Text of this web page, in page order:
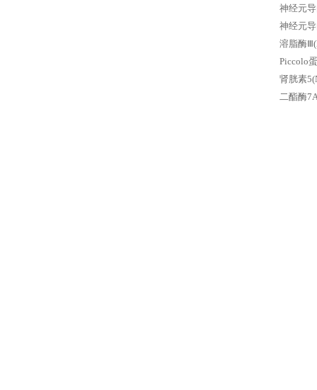
神经元
神经元
溶脂酶
Piccolo
肾胱素
二酯酶